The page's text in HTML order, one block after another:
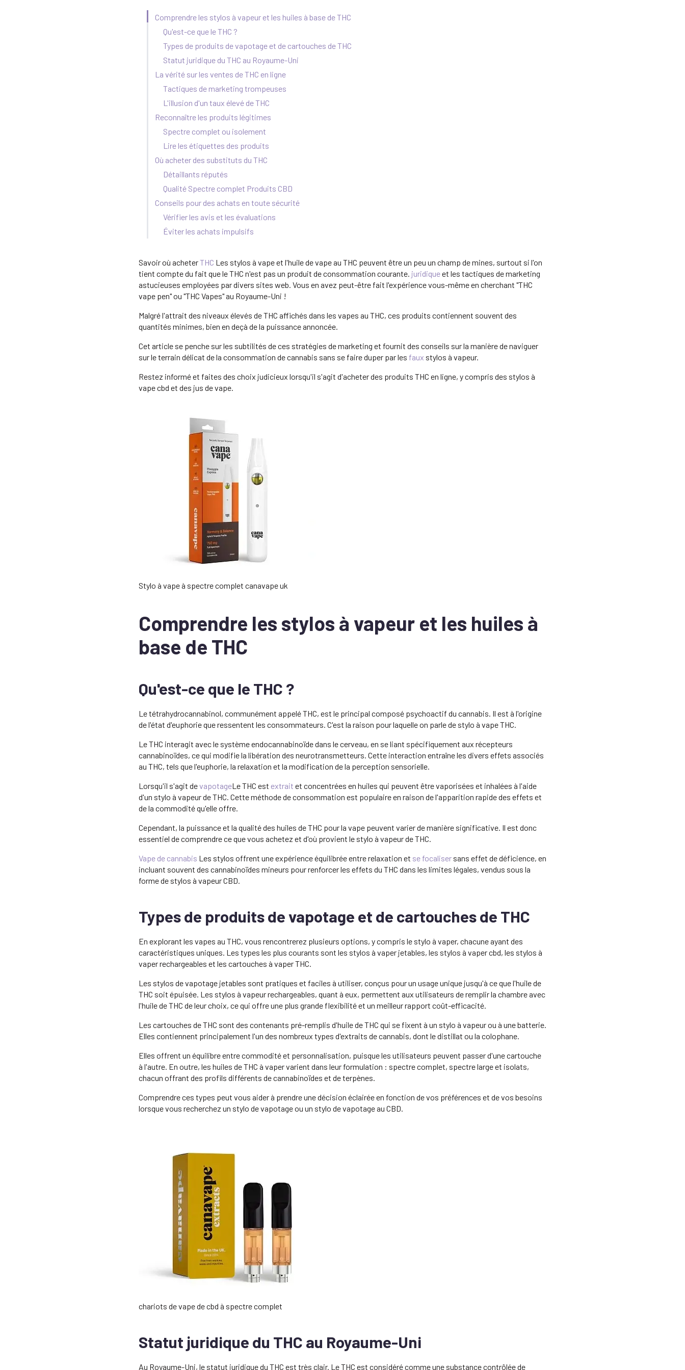
Comprendre les stylos à vapeur et les huiles à base de THC
Qu'est-ce que le THC ?
Types de produits de vapotage et de cartouches de THC
Statut juridique du THC au Royaume-Uni
La vérité sur les ventes de THC en ligne
Tactiques de marketing trompeuses
L'illusion d'un taux élevé de THC
Reconnaître les produits légitimes
Spectre complet ou isolement
Lire les étiquettes des produits
Où acheter des substituts du THC
Détaillants réputés
Qualité Spectre complet Produits CBD
Conseils pour des achats en toute sécurité
Vérifier les avis et les évaluations
Éviter les achats impulsifs
Savoir où acheterTHC Les stylos à vape et l'huile de vape au THC peuvent être un peu un champ de mines, surtout si l'on
tient compte du fait que le THC n'est pas un produit de consommation courante. juridiqueet les tactiques de marketing
astucieuses employées par divers sites web. Vous en avez peut-être fait l'expérience vous-même en cherchant "THC
vape pen" ou "THC Vapes" au Royaume-Uni !
Malgré l'attrait des niveaux élevés de THC affichés dans les vapes au THC, ces produits contiennent souvent des
quantités minimes, bien en deçà de la puissance annoncée.
Cet article se penche sur les subtilités de ces stratégies de marketing et fournit des conseils sur la manière de naviguer
sur le terrain délicat de la consommation de cannabis sans se faire duper par les faux stylos à vapeur.
Restez informé et faites des choix judicieux lorsqu'il s'agit d'acheter des produits THC en ligne, y compris des stylos à
vape cbd et des jus de vape.
Stylo à vape à spectre complet canavape uk
Comprendre les stylos à vapeur et les huiles à
base de THC
Qu'est-ce que le THC ?
Le tétrahydrocannabinol, communément appelé THC, est le principal composé psychoactif du cannabis. Il est à l'origine
de l'état d'euphorie que ressentent les consommateurs. C'est la raison pour laquelle on parle de stylo à vape THC.
Le THC interagit avec le système endocannabinoïde dans le cerveau, en se liant spécifiquement aux récepteurs
cannabinoïdes, ce qui modifie la libération des neurotransmetteurs. Cette interaction entraîne les divers effets associés
au THC, tels que l'euphorie, la relaxation et la modification de la perception sensorielle.
Lorsqu'il s'agit devapotageLe THC est extrait et concentrées en huiles qui peuvent être vaporisées et inhalées à l'aide
d'un stylo à vapeur de THC. Cette méthode de consommation est populaire en raison de l'apparition rapide des effets et
de la commodité qu'elle offre.
Cependant, la puissance et la qualité des huiles de THC pour la vape peuvent varier de manière significative. Il est donc
essentiel de comprendre ce que vous achetez et d'où provient le stylo à vapeur de THC.
Vape de cannabis Les stylos offrent une expérience équilibrée entre relaxation et se focaliser sans effet de déficience, en
incluant souvent des cannabinoïdes mineurs pour renforcer les effets du THC dans les limites légales, vendus sous la
forme de stylos à vapeur CBD.
Types de produits de vapotage et de cartouches de THC
En explorant les vapes au THC, vous rencontrerez plusieurs options, y compris le stylo à vaper, chacune ayant des
caractéristiques uniques. Les types les plus courants sont les stylos à vaper jetables, les stylos à vaper cbd, les stylos à
vaper rechargeables et les cartouches à vaper THC.
Les stylos de vapotage jetables sont pratiques et faciles à utiliser, conçus pour un usage unique jusqu'à ce que l'huile de
THC soit épuisée. Les stylos à vapeur rechargeables, quant à eux, permettent aux utilisateurs de remplir la chambre avec
l'huile de THC de leur choix, ce qui offre une plus grande flexibilité et un meilleur rapport coût-efficacité.
Les cartouches de THC sont des contenants pré-remplis d'huile de THC qui se fixent à un stylo à vapeur ou à une batterie.
Elles contiennent principalement l'un des nombreux types d'extraits de cannabis, dont le distillat ou la colophane.
Elles offrent un équilibre entre commodité et personnalisation, puisque les utilisateurs peuvent passer d'une cartouche
à l'autre. En outre, les huiles de THC à vaper varient dans leur formulation : spectre complet, spectre large et isolats,
chacun offrant des profils différents de cannabinoïdes et de terpènes.
Comprendre ces types peut vous aider à prendre une décision éclairée en fonction de vos préférences et de vos besoins
lorsque vous recherchez un stylo de vapotage ou un stylo de vapotage au CBD.
chariots de vape de cbd à spectre complet
Statut juridique du THC au Royaume-Uni
Au Royaume-Uni, le statut juridique du THC est très clair. Le THC est considéré comme une substance contrôlée de